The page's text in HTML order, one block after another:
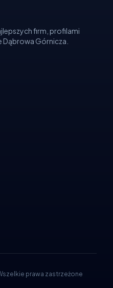
firm, profilami
Dąbrowa Górnicza.
prawa zastrzeżone